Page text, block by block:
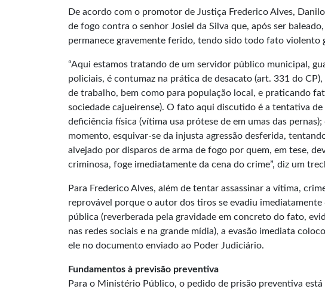
De acordo com o promotor de Justiça Frederico Alves,
de fogo contra o senhor Josiel da Silva que, após ser
permanece gravemente ferido, tendo sido todo fato violento
“Aqui estamos tratando de um servidor público municipal,
policiais, é contumaz na prática de desacato (art. 331 do
de trabalho, bem como para população local, e praticando
sociedade cajueirense). O fato aqui discutido é a tentativa
deficiência física (vítima usa prótese de em umas das
momento, esquivar-se da injusta agressão desferida,
alvejado por disparos de arma de fogo por quem, em tese,
criminosa, foge imediatamente da cena do crime”, diz um
Para Frederico Alves, além de tentar assassinar a vítima,
reprovável porque o autor dos tiros se evadiu
pública (reverberada pela gravidade em concreto do fato,
nas redes sociais e na grande mídia), a evasão imediata
ele no documento enviado ao Poder Judiciário.
Fundamentos à previsão preventiva
Para o Ministério Público, o pedido de prisão preventiva